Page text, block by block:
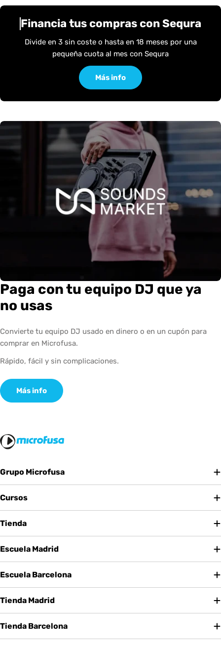
Financia tus compras con Sequra
Divide en 3 sin coste o hasta en 18 meses por una
pequeña cuota al mes con Sequra
Más info
Paga con tu equipo DJ que ya
no usas
Convierte tu equipo DJ usado en dinero o en un cupón para
comprar en Microfusa.
Rápido, fácil y sin complicaciones.
Más info
Grupo Microfusa
Cursos
Tienda
Escuela Madrid
Escuela Barcelona
Tienda Madrid
Tienda Barcelona